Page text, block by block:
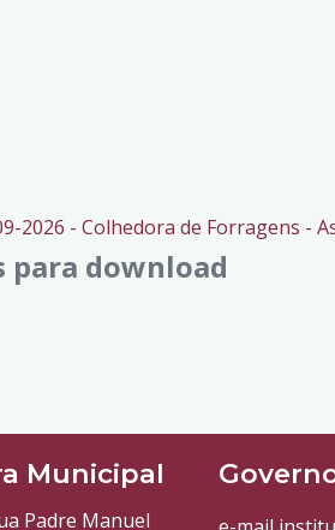
para download
2026 - Colhedora de Forragens -
Municipal
Padre Manuel